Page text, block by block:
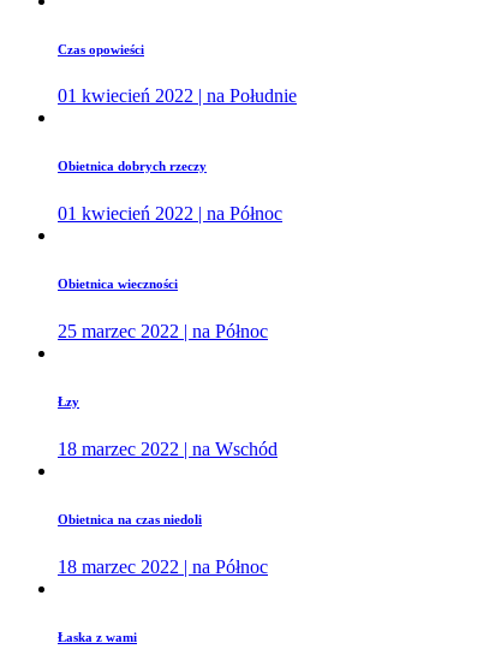
Czas opowieści
01 kwiecień 2022 | na Południe
Obietnica dobrych rzeczy
01 kwiecień 2022 | na Północ
Obietnica wieczności
25 marzec 2022 | na Północ
Łzy
18 marzec 2022 | na Wschód
Obietnica na czas niedoli
18 marzec 2022 | na Północ
Łaska z wami